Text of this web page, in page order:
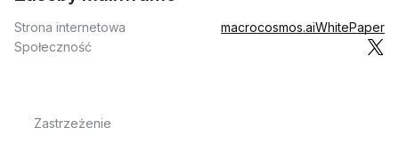
Strona internetowa macrocosmos.aiWhitePaper
Społeczność
Zastrzeżenie